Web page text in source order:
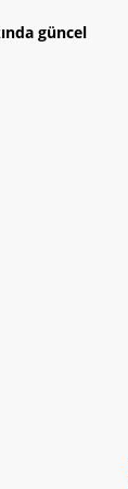
güncel